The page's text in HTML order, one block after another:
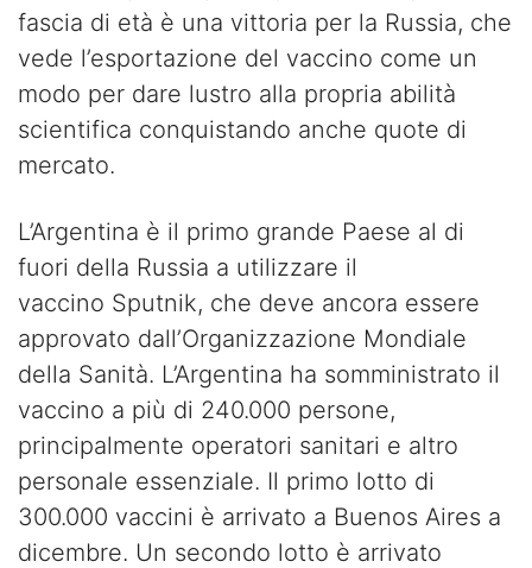
fascia di età è una vittoria per la Russia, che
vede l’esportazione del vaccino come un
modo per dare lustro alla propria abilità
scientifica conquistando anche quote di
mercato.
L’Argentina è il primo grande Paese al di
fuori della Russia a utilizzare il
vaccino Sputnik, che deve ancora essere
approvato dall’Organizzazione Mondiale
della Sanità. L’Argentina ha somministrato il
vaccino a più di 240.000 persone,
principalmente operatori sanitari e altro
personale essenziale. Il primo lotto di
300.000 vaccini è arrivato a Buenos Aires a
dicembre. Un secondo lotto è arrivato